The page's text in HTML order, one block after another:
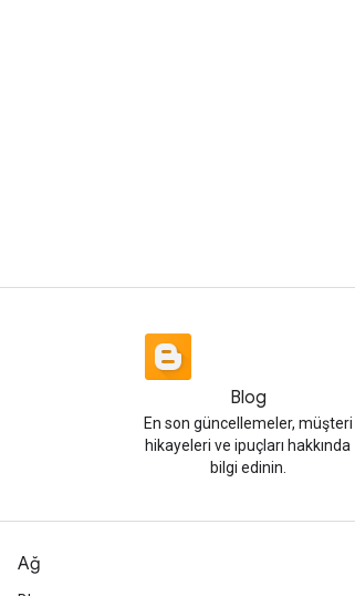
Blog
En son güncellemeler, müşteri
hikayeleri ve ipuçları hakkında
bilgi edinin.
Ağ